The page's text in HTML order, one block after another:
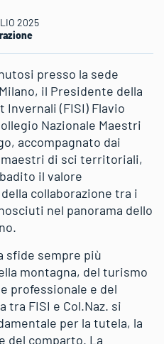
2025
presso la sede
il Presidente della
Invernali (FISI) Flavio
Nazionale Maestri
accompagnato dai
di sci territoriali,
il valore
collaborazione tra i
nel panorama dello
sfide sempre più
montagna, del turismo
professionale e del
tra FISI e Col.Naz. si
per la tutela, la
del comparto. La